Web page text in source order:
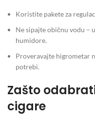
Koristite pakete za
Ne sipajte običnu vodu –
humidore.
Proveravajte higrometar
potrebi.
Zašto
cigare